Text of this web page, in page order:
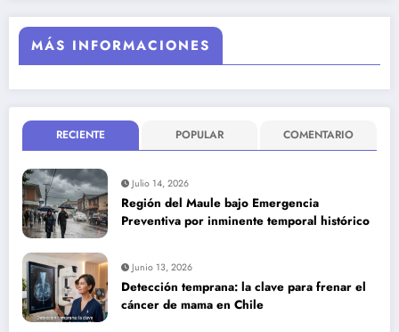
MÁS INFORMACIONES
RECIENTE POPULAR COMENTARIO
Julio 14, 2026
Región del Maule bajo Emergencia
Preventiva por inminente temporal histórico
Junio 13, 2026
Detección temprana: la clave para frenar el
cáncer de mama en Chile